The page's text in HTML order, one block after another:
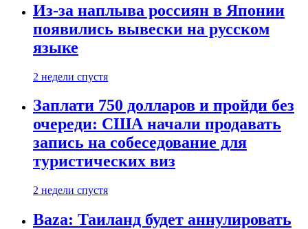
Из-за наплыва россиян в Японии
появились вывески на русском
языке
2 недели спустя
Заплати 750 долларов и пройди без
очереди: США начали продавать
запись на собеседование для
туристических виз
2 недели спустя
Baza: Таиланд будет аннулировать